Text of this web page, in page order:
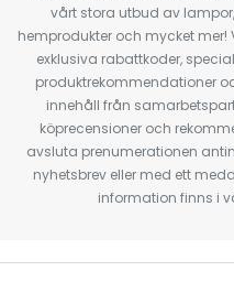
vårt stora utbud av
hemprodukter och mycket
exklusiva rabattkoder,
produktrekommendationer
innehåll från
köprecensioner och
avsluta prenumerationen
nyhetsbrev eller med ett
information finns i